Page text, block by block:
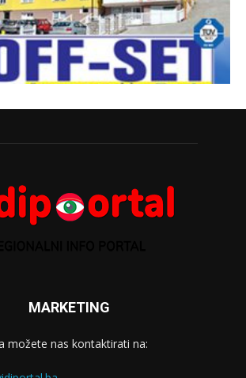
MARKETING
možete nas kontaktirati na: